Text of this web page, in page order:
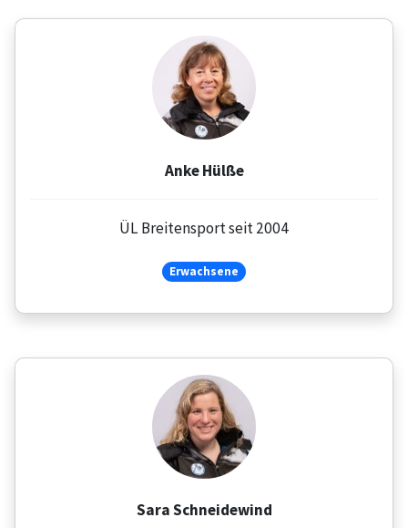
Anke Hülße
ÜL Breitensport seit 2004
Erwachsene
Sara Schneidewind